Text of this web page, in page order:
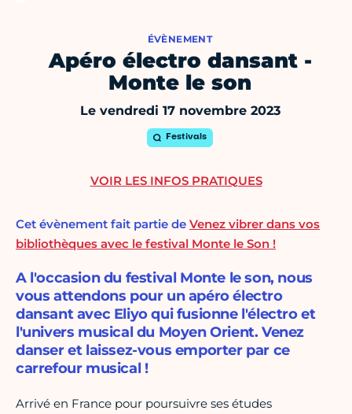
ÉVÈNEMENT
Apéro électro dansant -
Monte le son
Le vendredi 17 novembre 2023
Festivals
Cet évènement fait partie de Venez vibrer dans vos
bibliothèques avec le festival Monte le Son !
A l'occasion du festival Monte le son, nous
vous attendons pour un apéro électro
dansant avec Eliyo qui fusionne l'électro et
l'univers musical du Moyen Orient. Venez
danser et laissez-vous emporter par ce
carrefour musical !
Arrivé en France pour poursuivre ses études
VOIR LES INFOS PRATIQUES